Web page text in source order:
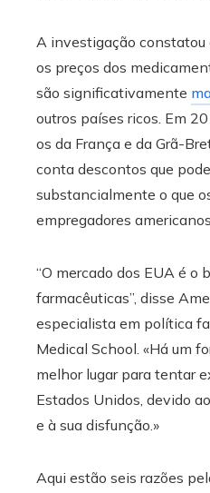
A investigação
os preços dos
são significativamente
outros países ricos. Em
os da França e da Grã-
conta descontos que
substancialmente o que
empregadores
“O mercado dos EUA é o
farmacêuticas”, disse
especialista em política
Medical School. «Há um
melhor lugar para tentar
Estados Unidos, devido
e à sua disfunção.»
Aqui estão seis razões